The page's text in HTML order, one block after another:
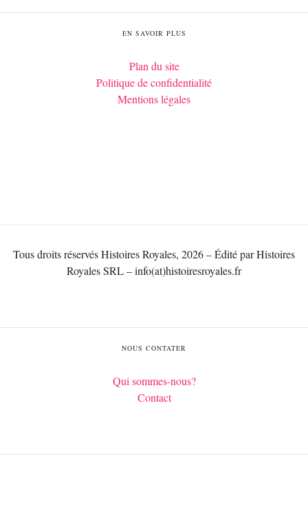
EN SAVOIR PLUS
Plan du site
Politique de confidentialité
Mentions légales
Tous droits réservés Histoires Royales, 2026 – Édité par Histoires
Royales SRL – info(at)histoiresroyales.fr
NOUS CONTATER
Qui sommes-nous?
Contact